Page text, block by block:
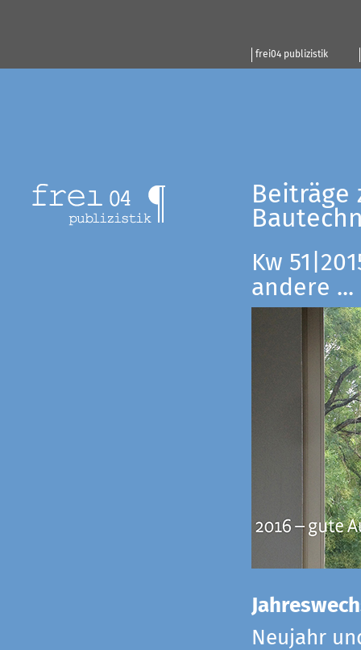
frei04 publizistik
Beiträge
Kw
andere ...
Neujahr